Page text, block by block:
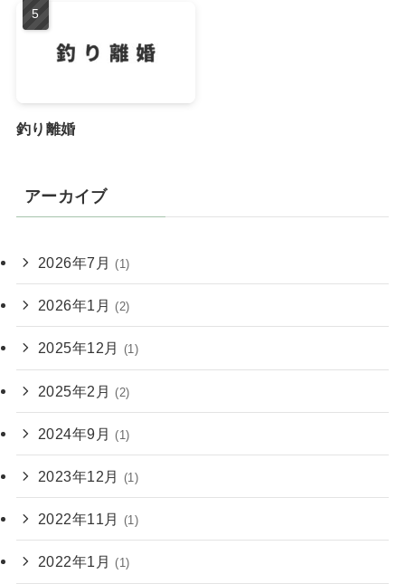
釣り離婚
アーカイブ
2026年7月 (1)
2026年1月 (2)
2025年12月 (1)
2025年2月 (2)
2024年9月 (1)
2023年12月 (1)
2022年11月 (1)
2022年1月 (1)